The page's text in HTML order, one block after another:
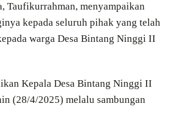
Taufikurrahman, menyampaikan
kepada seluruh pihak yang telah
warga Desa Bintang Ninggi II
Kepala Desa Bintang Ninggi II
(28/4/2025) melalu sambungan